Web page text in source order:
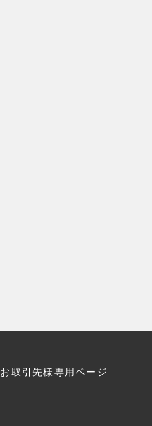
お取引先様専用ページ